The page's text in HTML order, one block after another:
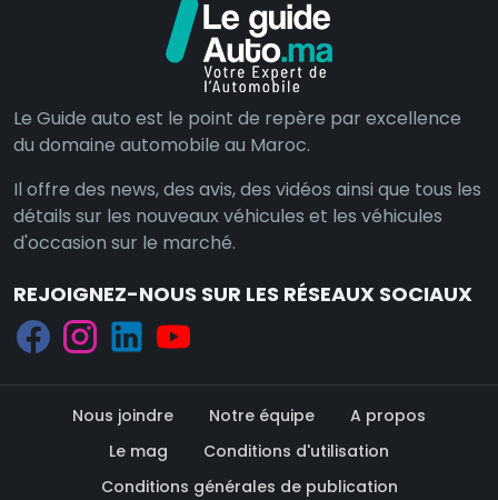
Le Guide auto est le point de repère par excellence
du domaine automobile au Maroc.
Il offre des news, des avis, des vidéos ainsi que tous les
détails sur les nouveaux véhicules et les véhicules
d'occasion sur le marché.
REJOIGNEZ-NOUS SUR LES RÉSEAUX SOCIAUX
Nous joindre Notre équipe
A propos
Le mag
Conditions d'utilisation
Conditions générales de publication